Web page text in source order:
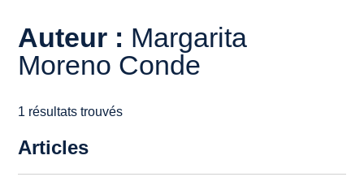
Auteur : Margarita
Moreno Conde
1 résultats trouvés
Articles